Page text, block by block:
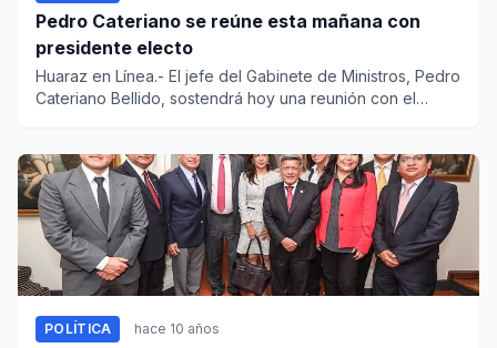
Pedro Cateriano se reúne esta mañana con
presidente electo
Huaraz en Línea.- El jefe del Gabinete de Ministros, Pedro
Cateriano Bellido, sostendrá hoy una reunión con el
POLÍTICA hace 10 años